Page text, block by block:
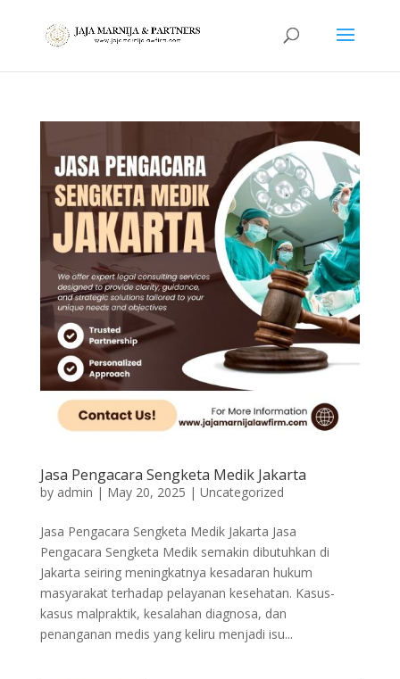
Jasa Pengacara Sengketa Medik Jakarta
by admin | May 20, 2025 | Uncategorized
Jasa Pengacara Sengketa Medik Jakarta Jasa
Pengacara Sengketa Medik semakin dibutuhkan di
Jakarta seiring meningkatnya kesadaran hukum
masyarakat terhadap pelayanan kesehatan. Kasus-
kasus malpraktik, kesalahan diagnosa, dan
penanganan medis yang keliru menjadi isu...